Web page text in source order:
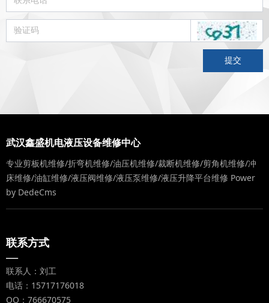
提交
武汉鑫盛机电液压设备维修中心
专业剪板机维修/折弯机维修/油压机维修/裁断机维修/剪角机维修/冲
床维修/油缸维修/液压阀维修/液压泵维修/液压升降平台维修 Power
by DedeCms
联系方式
—
联系人：刘工
电话：15717176018
QQ：766670575